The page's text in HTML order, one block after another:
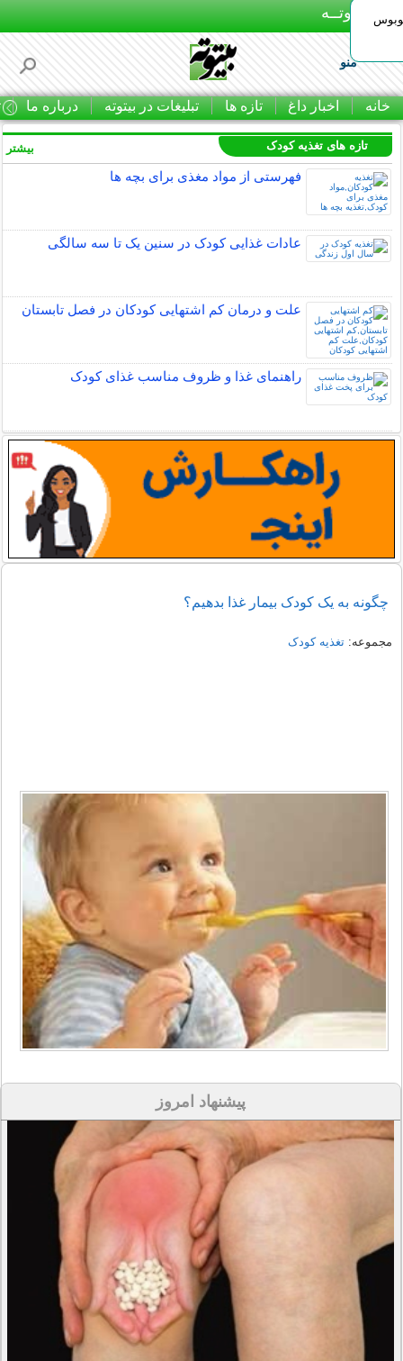
بـیتوتــه
منو
خانه اخبار داغ تازه ها تبلیغات در بیتوته درباره ما
تازه های تغذیه کودک
فهرستی از مواد مغذی برای بچه ها
عادات غذایی کودک در سنین یک تا سه سالگی
علت و درمان کم اشتهایی کودکان در فصل تابستان
راهنمای غذا و ظروف مناسب غذای کودک
بیشتر
چگونه به یک کودک بیمار غذا بدهیم؟
مجموعه:تغذیه کودک
پیشنهاد امروز